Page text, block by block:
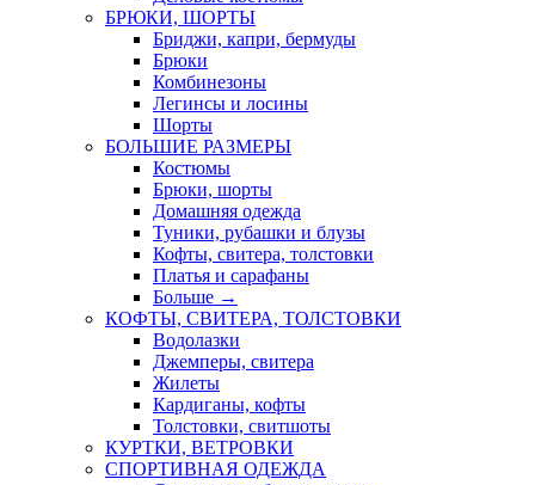
БРЮКИ, ШОРТЫ
Бриджи, капри, бермуды
Брюки
Комбинезоны
Легинсы и лосины
Шорты
БОЛЬШИЕ РАЗМЕРЫ
Костюмы
Брюки, шорты
Домашняя одежда
Туники, рубашки и блузы
Кофты, свитера, толстовки
Платья и сарафаны
Больше →
КОФТЫ, СВИТЕРА, ТОЛСТОВКИ
Водолазки
Джемперы, свитера
Жилеты
Кардиганы, кофты
Толстовки, свитшоты
КУРТКИ, ВЕТРОВКИ
СПОРТИВНАЯ ОДЕЖДА